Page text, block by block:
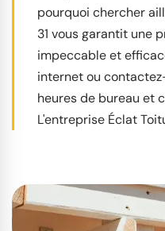
pourquoi chercher
31 vous garantit une
impeccable et
internet ou
heures de bureau et
L'entreprise Éclat